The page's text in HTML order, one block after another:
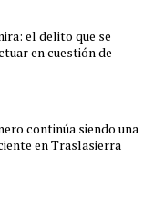
el delito que se
en cuestión de
continúa siendo una
en Traslasierra